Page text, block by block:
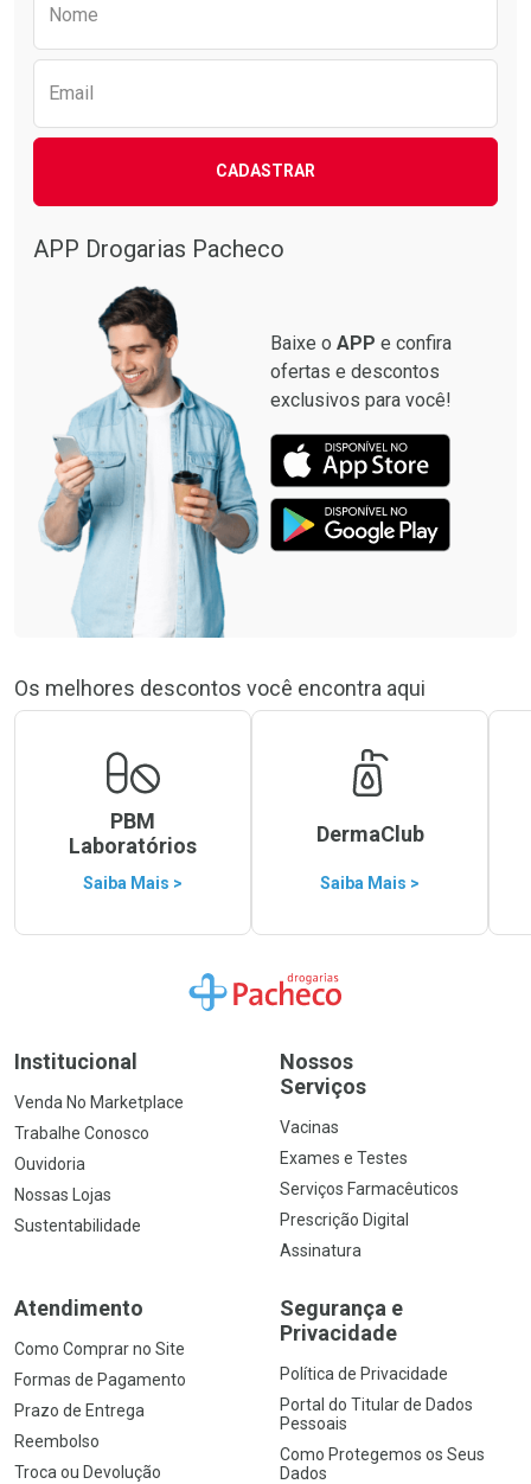
Nome
Email
CADASTRAR
APP Drogarias Pacheco
Baixe o APP e confira
ofertas e descontos
exclusivos para você!
Os melhores descontos você encontra aqui
PBM
Laboratórios
Saiba Mais >
DermaClub
Saiba Mais >
Ir para a Home
Institucional
Venda No Marketplace
Trabalhe Conosco
Ouvidoria
Nossas Lojas
Sustentabilidade
Nossos
Serviços
Vacinas
Exames e Testes
Serviços Farmacêuticos
Prescrição Digital
Assinatura
Atendimento
Como Comprar no Site
Formas de Pagamento
Prazo de Entrega
Reembolso
Troca ou Devolução
Segurança e
Privacidade
Política de Privacidade
Portal do Titular de Dados
Pessoais
Como Protegemos os Seus
Dados